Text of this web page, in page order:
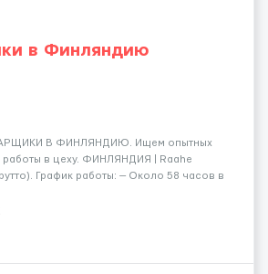
в Финляндию
В ФИНЛЯНДИЮ. Ищем опытных
работы в цеху. ФИНЛЯНДИЯ | Raahe
График работы: — Около 58 часов в
— Как можно скорее....